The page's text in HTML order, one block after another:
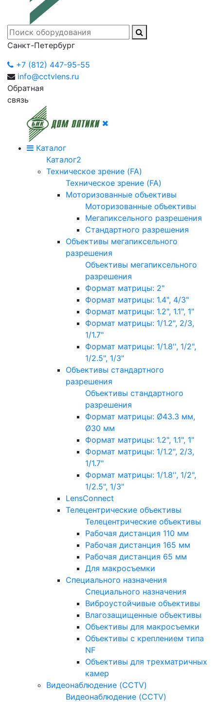
Санкт-Петербург
+7 (812) 447-95-55
info@cctvlens.ru
Обратная
связь
Каталог
Каталог2
Техническое зрение (FA)
Техническое зрение (FA)
Моторизованные объективы
Моторизованные объективы
Мегапиксельного разрешения
Стандартного разрешения
Объективы мегапиксельного
разрешения
Объективы мегапиксельного
разрешения
Формат матрицы: 2"
Формат матрицы: 1.4", 4/3"
Формат матрицы: 1.2", 1.1", 1"
Формат матрицы: 1/1.2", 2/3,
1/1.7"
Формат матрицы: 1/1.8'', 1/2",
1/2.5", 1/3"
Объективы стандартного
разрешения
Объективы стандартного
разрешения
Формат матрицы: Ø43.3 мм,
Ø30 мм
Формат матрицы: 1.2", 1.1", 1"
Формат матрицы: 1/1.2", 2/3,
1/1.7"
Формат матрицы: 1/1.8'', 1/2",
1/2.5", 1/3"
LensConnect
Телецентрические объективы
Телецентрические объективы
Рабочая дистанция 110 мм
Рабочая дистанция 165 мм
Рабочая дистанция 65 мм
Для макросъемки
Специального назначения
Специального назначения
Виброустойчивые объективы
Влагозащищенные объективы
Объективы для макросъемки
Объективы с креплением типа
NF
Объективы для трехматричных
камер
Видеонаблюдение (CCTV)
Видеонаблюдение (CCTV)